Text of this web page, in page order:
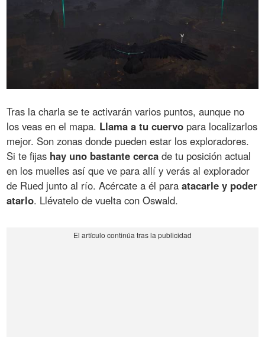
Tras la charla se te activarán varios puntos, aunque no
los veas en el mapa. Llama a tu cuervo para localizarlos
mejor. Son zonas donde pueden estar los exploradores.
Si te fijas hay uno bastante cerca de tu posición actual
en los muelles así que ve para allí y verás al explorador
de Rued junto al río. Acércate a él paraatacarle y poder
atarlo. Llévatelo de vuelta con Oswald.